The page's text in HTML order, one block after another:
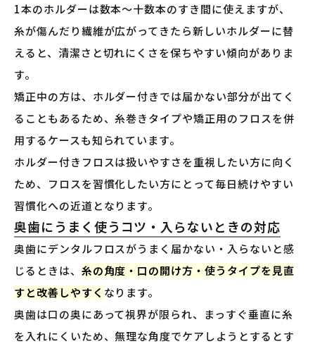
1本のホルダーは数本〜十数本のすき間に使えますが、
糸が傷んだり繊維が広がってきたら新しいホルダーに替
えると、清潔さと切れにくさを保ちやすい傾向がありま
す。
矯正中の方は、ホルダー付きでは届かない部分が出てく
ることもあるため、糸巻きタイプや矯正用のフロスを併
用するケースも知られています。
ホルダー付きフロスは扱いやすさを重視したい方に向く
ため、フロスを習慣化したい方にとって毎日続けやすい
習慣化への近道となります。
奥歯にうまく使うコツ・入らないときの対応
奥歯にデンタルフロスがうまく届かない・入らないと感
じるときは、 糸の角度・口の開け方・使うタイプを見直
すと改善しやすく なります。
奥歯は口の奥にあって視界が限られ、まっすぐ垂直に糸
を入れにくいため、無理な角度でケアしようとするとす